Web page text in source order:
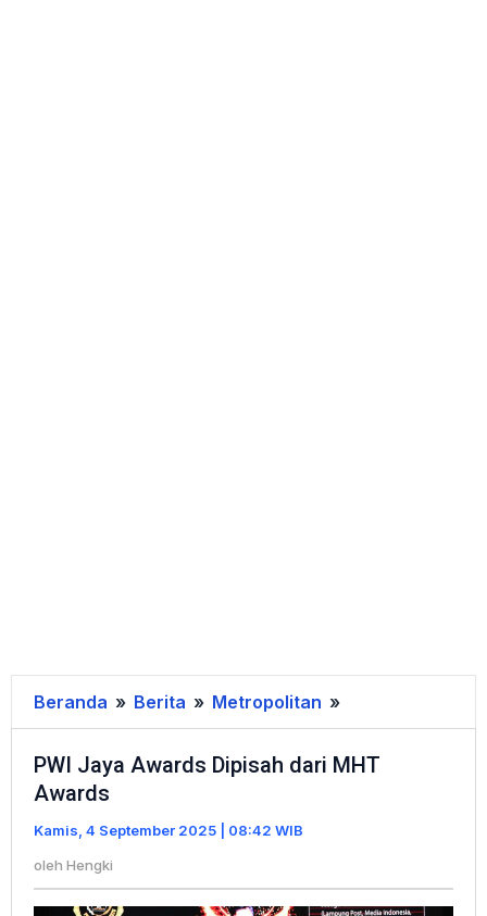
Beranda » Berita » Metropolitan »
Jaya
Awards
Awards
PWI Jaya Awards Dipisah dari MHT
Awards
Kamis, 4 September 2025 | 08:42 WIB
oleh Hengki